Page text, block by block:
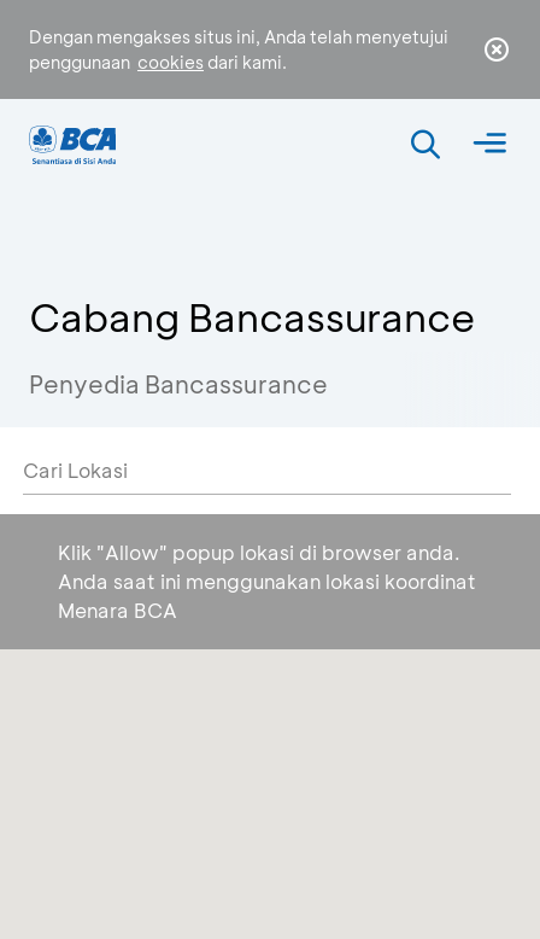
Dengan mengakses situs ini, Anda telah menyetujui
penggunaan cookies dari kami.
Cabang Bancassurance
Penyedia Bancassurance
Cari Lokasi
Klik "Allow" popup lokasi di browser anda.
Anda saat ini menggunakan lokasi koordinat
Menara BCA